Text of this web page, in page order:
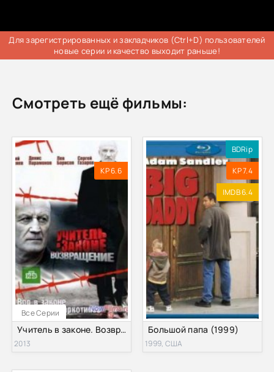
Для зарегистрированных и закладчиков (Ctrl+D) пользователей
новые серии и качество выходит раньше!
Смотреть ещё фильмы:
Все Серии
KP 6.6
Учитель в законе. Возвращение (2013)
2013
BDRip
KP 7.4
IMDB 6.4
Большой папа (1999)
1999, США